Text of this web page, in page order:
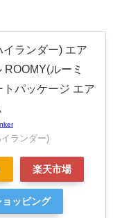
イランダー) エア
ROOMY(ルーミ
トパッケージ エア
イランダー)
楽天市場
ッピング